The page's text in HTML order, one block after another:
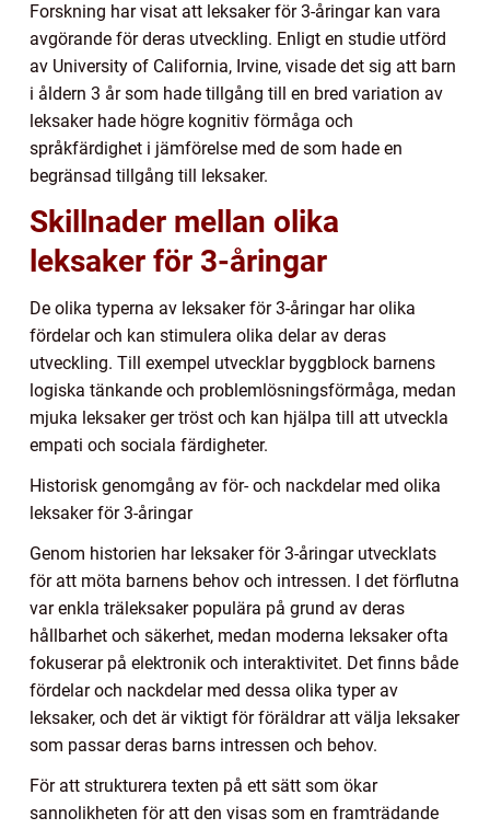
Forskning har visat att leksaker för 3-åringar kan vara
avgörande för deras utveckling. Enligt en studie utförd
av University of California, Irvine, visade det sig att barn
i åldern 3 år som hade tillgång till en bred variation av
leksaker hade högre kognitiv förmåga och
språkfärdighet i jämförelse med de som hade en
begränsad tillgång till leksaker.
Skillnader mellan olika
leksaker för 3-åringar
De olika typerna av leksaker för 3-åringar har olika
fördelar och kan stimulera olika delar av deras
utveckling. Till exempel utvecklar byggblock barnens
logiska tänkande och problemlösningsförmåga, medan
mjuka leksaker ger tröst och kan hjälpa till att utveckla
empati och sociala färdigheter.
Historisk genomgång av för- och nackdelar med olika
leksaker för 3-åringar
Genom historien har leksaker för 3-åringar utvecklats
för att möta barnens behov och intressen. I det förflutna
var enkla träleksaker populära på grund av deras
hållbarhet och säkerhet, medan moderna leksaker ofta
fokuserar på elektronik och interaktivitet. Det finns både
fördelar och nackdelar med dessa olika typer av
leksaker, och det är viktigt för föräldrar att välja leksaker
som passar deras barns intressen och behov.
För att strukturera texten på ett sätt som ökar
sannolikheten för att den visas som en framträdande